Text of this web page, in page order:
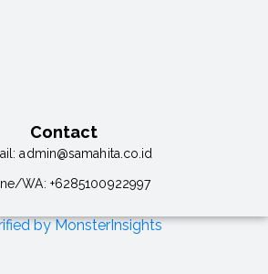
Contact
admin@samahita.co.id
WA: +6285100922997